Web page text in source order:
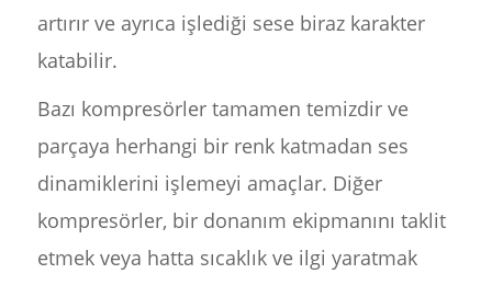
artırır ve ayrıca işlediği sese biraz karakter
katabilir.
Bazı kompresörler tamamen temizdir ve
parçaya herhangi bir renk katmadan ses
dinamiklerini işlemeyi amaçlar. Diğer
kompresörler, bir donanım ekipmanını taklit
etmek veya hatta sıcaklık ve ilgi yaratmak